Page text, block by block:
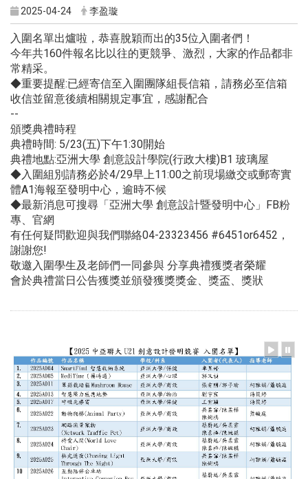
2025-04-24 李盈璇
入圍名單出爐啦，恭喜脫穎而出的35位入圍者們！
今年共160件報名比以往的更競爭、激烈，大家的作品都非
常精采。
◆重要提醒:已經寄信至入圍團隊組長信箱，請務必至信箱
收信並留意後續相關規定事宜，感謝配合
--
頒獎典禮時程
典禮時間: 5/23(五)下午1:30開始
典禮地點:亞洲大學 創意設計學院(行政大樓)B1 玻璃屋
◆入圍組別請務必於4/29早上11:00之前現場繳交或郵寄實
體A1海報至發明中心，逾時不候
◆最新消息可搜尋「亞洲大學 創意設計暨發明中心」FB粉
專、官網
有任何疑問歡迎與我們聯絡04-23323456 #6451or6452 ，
謝謝您!
敬邀入圍學生及老師們一同參與 分享典禮獲獎者榮耀
會於典禮當日公告獲獎並頒發獲獎獎金、獎盃、獎狀